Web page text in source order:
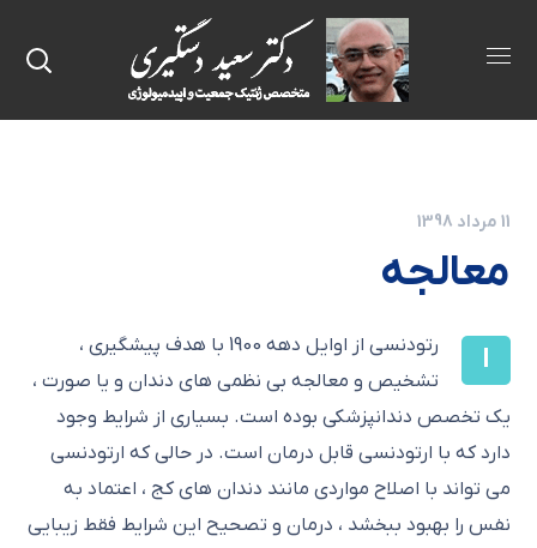
11 مرداد 1398
معالجه
ا
رتودنسی از اوایل دهه 1900 با هدف پیشگیری ،
تشخیص و معالجه بی نظمی های دندان و یا صورت ،
یک تخصص دندانپزشکی بوده است. بسیاری از شرایط وجود
دارد که با ارتودنسی قابل درمان است. در حالی که ارتودنسی
می تواند با اصلاح مواردی مانند دندان های کج ، اعتماد به
نفس را بهبود ببخشد ، درمان و تصحیح این شرایط فقط زیبایی